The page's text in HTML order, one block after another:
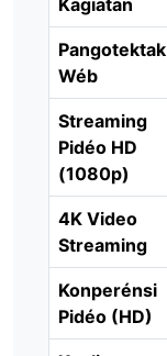
Kagiatan
Pangotektak
Wéb
Streaming
Pidéo HD
(1080p)
4K Video
Streaming
Konperénsi
Pidéo (HD)